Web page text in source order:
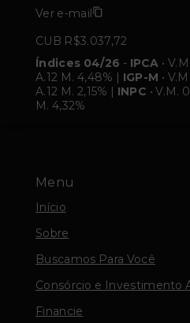
Menu
Início
Sobre
Buscamos Para Você
Consórcio e Investimento
Financie
Ver e-mail
CUB R$3.037,72
Índices 04/26 - IPCA •
A.12 M. 4,48% | IGP-M •
A.12 M. 2,15% | INPC • V.M.
M. 4,32%